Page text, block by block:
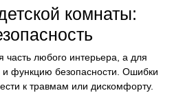
комнаты:
любого интерьера, а для
и функцию безопасности. Ошибки
к травмам или дискомфорту.